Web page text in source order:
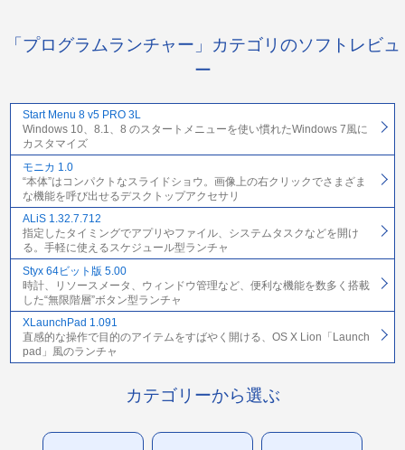
「プログラムランチャー」カテゴリのソフトレビュ
ー
Start Menu 8 v5 PRO 3L
Windows 10、8.1、8 のスタートメニューを使い慣れたWindows 7風に
カスタマイズ
モニカ 1.0
“本体”はコンパクトなスライドショウ。画像上の右クリックでさまざま
な機能を呼び出せるデスクトップアクセサリ
ALiS 1.32.7.712
指定したタイミングでアプリやファイル、システムタスクなどを開け
る。手軽に使えるスケジュール型ランチャ
Styx 64ビット版 5.00
時計、リソースメータ、ウィンドウ管理など、便利な機能を数多く搭載
した“無限階層”ボタン型ランチャ
XLaunchPad 1.091
直感的な操作で目的のアイテムをすばやく開ける、OS X Lion「Launch
pad」風のランチャ
カテゴリーから選ぶ